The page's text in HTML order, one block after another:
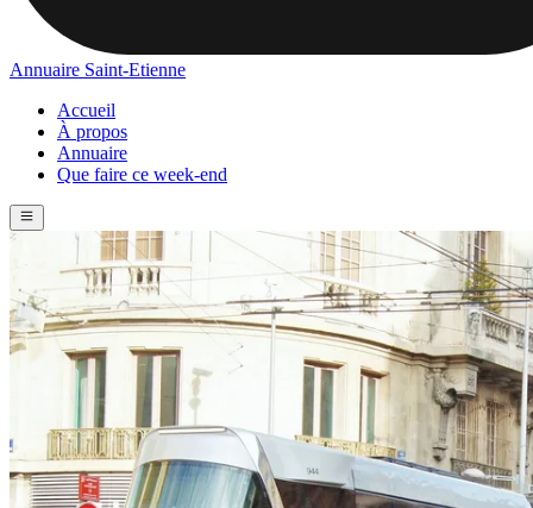
Annuaire Saint-Etienne
Accueil
À propos
Annuaire
Que faire ce week-end